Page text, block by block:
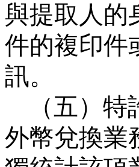
與提取人的
件的複印件
訊。
（五）
外幣兌換業